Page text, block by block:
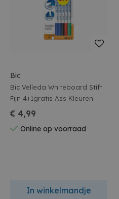
Bic
Bic Velleda Whiteboard Stift
Fijn 4+1gratis Ass Kleuren
€ 4,99
Online op voorraad
In winkelmandje